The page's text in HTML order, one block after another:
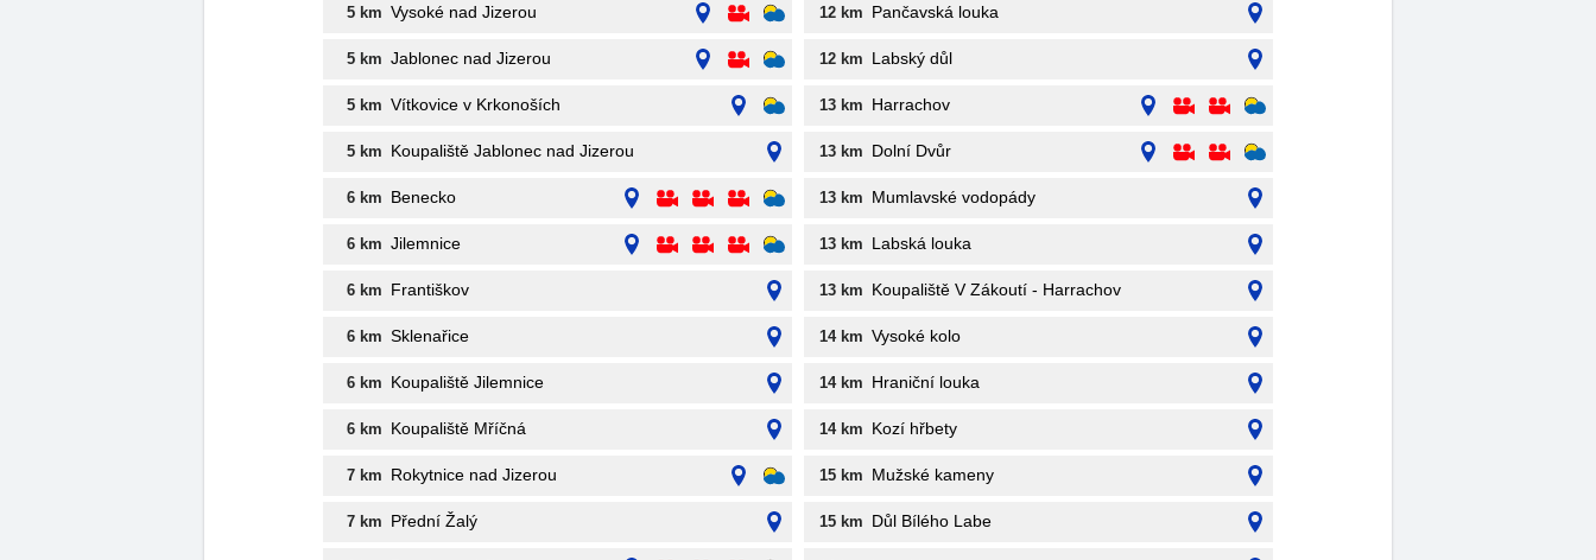
5 km Vysoké nad Jizerou
5 km Jablonec nad Jizerou
5 km Vítkovice v Krkonoších
5 km Koupaliště Jablonec nad Jizerou
6 km Benecko
6 km Jilemnice
6 km Františkov
6 km Sklenařice
6 km Koupaliště Jilemnice
6 km Koupaliště Mříčná
7 km Rokytnice nad Jizerou
7 km Přední Žalý
12 km Pančavská louka
12 km Labský důl
13 km Harrachov
13 km Dolní Dvůr
13 km Mumlavské vodopády
13 km Labská louka
13 km Koupaliště V Zákoutí - Harrachov
14 km Vysoké kolo
14 km Hraniční louka
14 km Kozí hřbety
15 km Mužské kameny
15 km Důl Bílého Labe